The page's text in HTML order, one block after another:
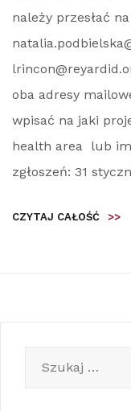
należy przesłać
oba adresy
wpisać na jaki
health area lub
zgłoszeń: 31
CZYTAJ CAŁOŚĆ >>